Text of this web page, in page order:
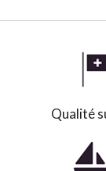
Qualité